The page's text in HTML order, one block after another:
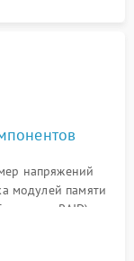
напряжений
модулей памяти
массивы RAID)
утилитами.